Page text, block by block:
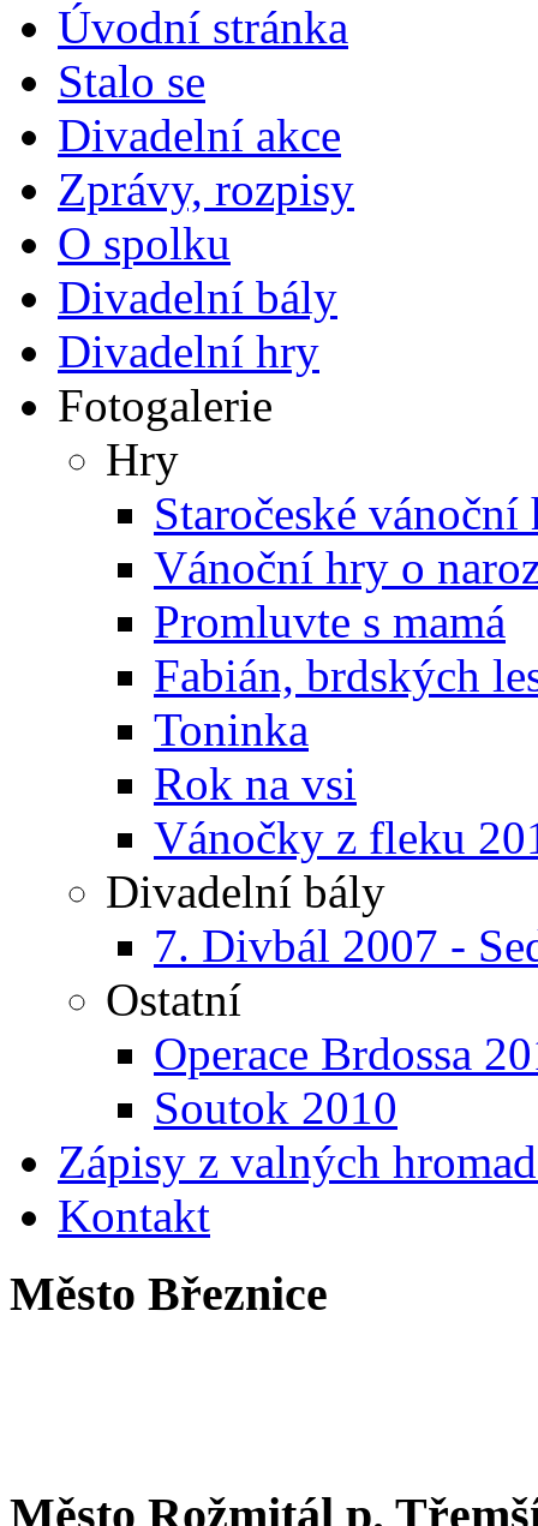
Úvodní stránka
Stalo se
Divadelní akce
Zprávy, rozpisy
O spolku
Divadelní bály
Divadelní hry
Fotogalerie
Hry
Staročeské vánoční
Vánoční hry o
Promluvte s mamá
Fabián, brdských
Toninka
Rok na vsi
Vánočky z fleku
Divadelní bály
7. Divbál 2007 -
Ostatní
Operace Brdossa
Soutok 2010
Zápisy z valných
Kontakt
Město Březnice
Město Rožmitál p.